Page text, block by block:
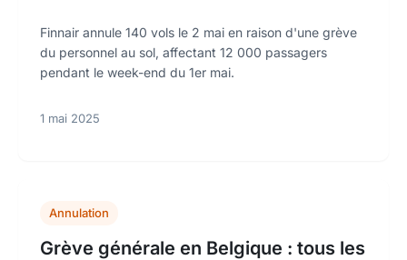
Finnair annule 140 vols le 2 mai en raison d'une grève
du personnel au sol, affectant 12 000 passagers
pendant le week-end du 1er mai.
1 mai 2025
Annulation
Grève générale en Belgique : tous les